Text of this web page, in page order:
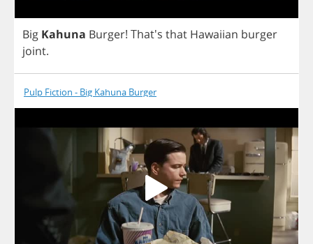
Big Kahuna Burger! That's that Hawaiian burger
joint.
Pulp Fiction - Big Kahuna Burger